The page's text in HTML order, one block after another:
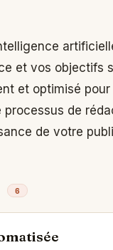
et vos objectifs
et optimisé
de
de votre
6